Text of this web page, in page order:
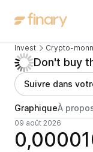
Invest Crypto-
Don't buy
Suivre dans
GraphiqueÀ
09 août 2026